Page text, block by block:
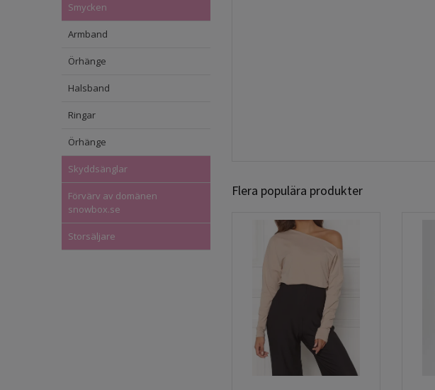
Smycken
Armband
Örhänge
Halsband
Ringar
Örhänge
Skyddsänglar
Förvärv av domänen
snowbox.se
Storsäljare
Flera populära produkter